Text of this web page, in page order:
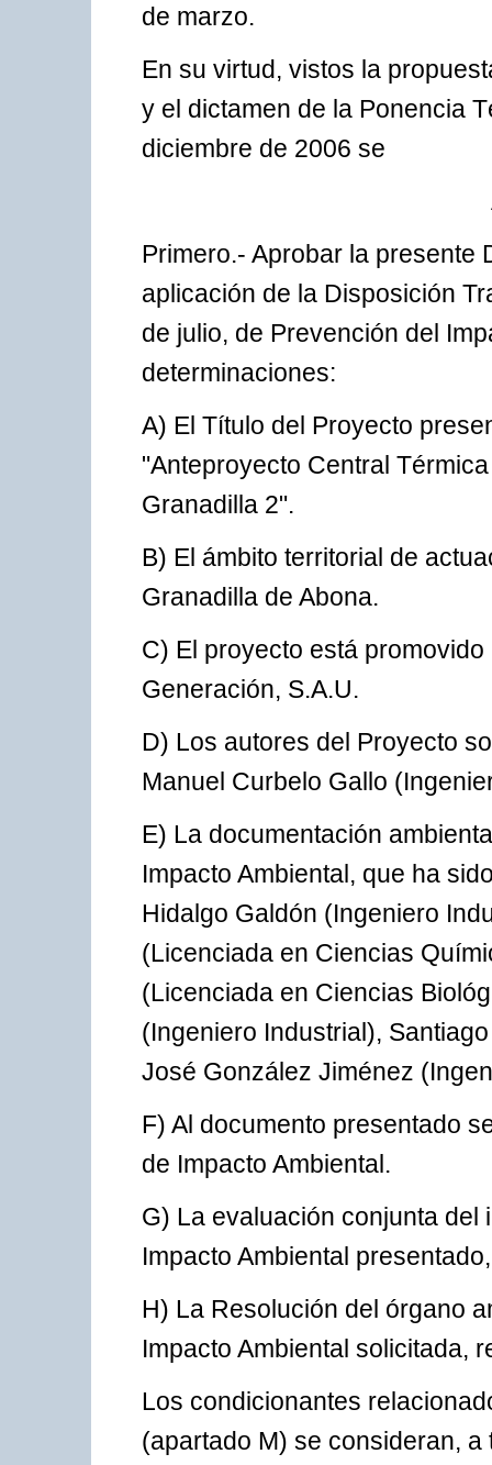
de marzo.
En su virtud, vistos la
y el dictamen de la Ponencia
diciembre de 2006 se
Primero.- Aprobar la presente
aplicación de la Disposición
de julio, de Prevención del
determinaciones:
A) El Título del Proyecto
"Anteproyecto Central
Granadilla 2".
B) El ámbito territorial de
Granadilla de Abona.
C) El proyecto está
Generación, S.A.U.
D) Los autores del Proyecto
Manuel Curbelo Gallo
E) La documentación
Impacto Ambiental, que ha
Hidalgo Galdón (Ingeniero
(Licenciada en Ciencias
(Licenciada en Ciencias
(Ingeniero Industrial),
José González Jiménez
F) Al documento presentado
de Impacto Ambiental.
G) La evaluación conjunta del
Impacto Ambiental
H) La Resolución del órgano
Impacto Ambiental solicitada,
Los condicionantes
(apartado M) se consideran,